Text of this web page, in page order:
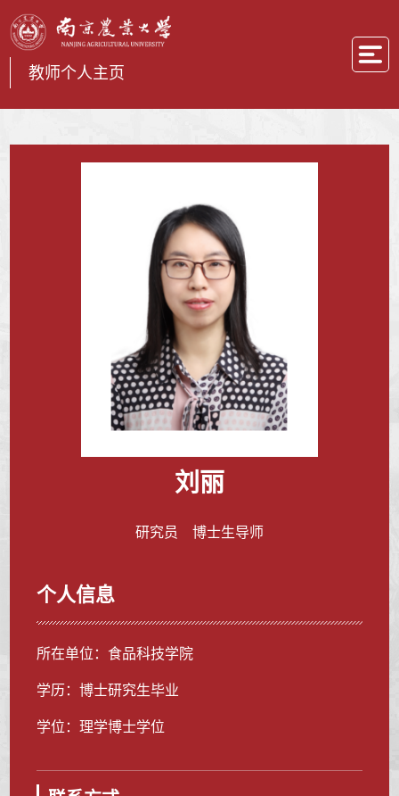
教师个人主页
刘丽
研究员 博士生导师
个人信息
所在单位：食品科技学院
学历：博士研究生毕业
学位：理学博士学位